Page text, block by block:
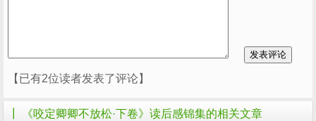
始没明白您的意思，因为这个匣子是废的，它里
头的东西再确凿也无用，滔天的证也治不了当今
圣人的罪。可他后来想通了，您做了一场造反的
戏，扶他上位，这是非常时期的非常手段，这个
【已有2位读者发表了评论】
┃ 《咬定卿卿不放松·下卷》读后感锦集的相关文章